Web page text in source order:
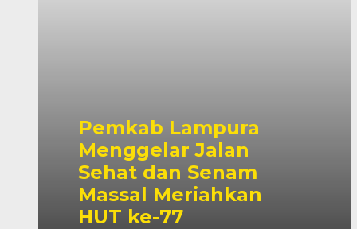
Pemkab Lampura
Menggelar Jalan
Sehat dan Senam
Massal Meriahkan
HUT ke-77